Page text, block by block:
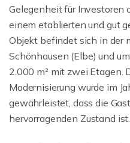
Gelegenheit für Investoren
einem etablierten und gut
Objekt befindet sich in der
Schönhausen (Elbe) und
2.000 m² mit zwei Etagen.
Modernisierung wurde im
gewährleistet, dass die
hervorragenden Zustand ist.